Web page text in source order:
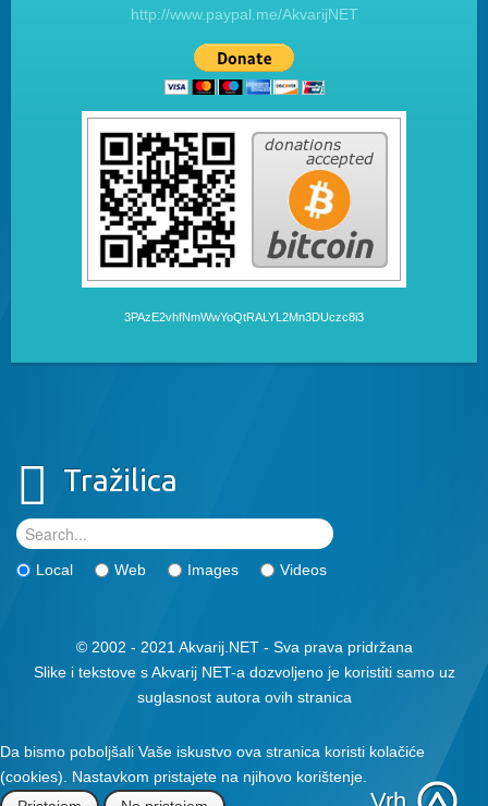
http://www.paypal.me/AkvarijNET
3PAzE2vhfNmWwYoQtRALYL2Mn3DUczc8i3
Tražilica
Local Web Images Videos
© 2002 - 2021 Akvarij.NET - Sva prava pridržana
Slike i tekstove s Akvarij NET-a dozvoljeno je koristiti samo uz
suglasnost autora ovih stranica
Da bismo poboljšali Vaše iskustvo ova stranica koristi kolačiće
(cookies). Nastavkom pristajete na njihovo korištenje.